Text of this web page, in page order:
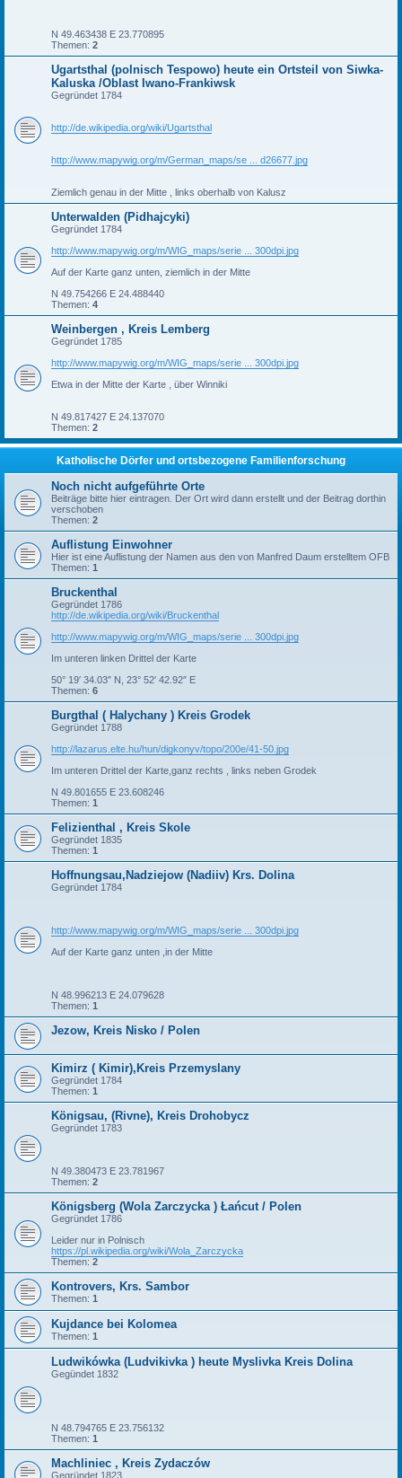
N 49.463438 E 23.770895
Themen: 2
Ugartsthal (polnisch Tespowo) heute ein Ortsteil von Siwka-
Kaluska /Oblast Iwano-Frankiwsk
Gegründet 1784
http://de.wikipedia.org/wiki/Ugartsthal
http://www.mapywig.org/m/German_maps/se ... d26677.jpg
Ziemlich genau in der Mitte , links oberhalb von Kalusz
Unterwalden (Pidhajcyki)
Gegründet 1784
http://www.mapywig.org/m/WIG_maps/serie ... 300dpi.jpg
Auf der Karte ganz unten, ziemlich in der Mitte
N 49.754266 E 24.488440
Themen: 4
Weinbergen , Kreis Lemberg
Gegründet 1785
http://www.mapywig.org/m/WIG_maps/serie ... 300dpi.jpg
Etwa in der Mitte der Karte , über Winniki
N 49.817427 E 24.137070
Themen: 2
Katholische Dörfer und ortsbezogene Familienforschung
Noch nicht aufgeführte Orte
Beiträge bitte hier eintragen. Der Ort wird dann erstellt und der Beitrag dorthin
verschoben
Themen: 2
Auflistung Einwohner
Hier ist eine Auflistung der Namen aus den von Manfred Daum erstelltem OFB
Themen: 1
Bruckenthal
Gegründet 1786
http://de.wikipedia.org/wiki/Bruckenthal
http://www.mapywig.org/m/WIG_maps/serie ... 300dpi.jpg
Im unteren linken Drittel der Karte
50° 19′ 34.03″ N, 23° 52′ 42.92″ E
Themen: 6
Burgthal ( Halychany ) Kreis Grodek
Gegründet 1788
http://lazarus.elte.hu/hun/digkonyv/topo/200e/41-50.jpg
Im unteren Drittel der Karte,ganz rechts , links neben Grodek
N 49.801655 E 23.608246
Themen: 1
Felizienthal , Kreis Skole
Gegründet 1835
Themen: 1
Hoffnungsau,Nadziejow (Nadiiv) Krs. Dolina
Gegründet 1784
http://www.mapywig.org/m/WIG_maps/serie ... 300dpi.jpg
Auf der Karte ganz unten ,in der Mitte
N 48.996213 E 24.079628
Themen: 1
Jezow, Kreis Nisko / Polen
Kimirz ( Kimir),Kreis Przemyslany
Gegründet 1784
Themen: 1
Königsau, (Rivne), Kreis Drohobycz
Gegründet 1783
N 49.380473 E 23.781967
Themen: 2
Königsberg (Wola Zarczycka ) Łańcut / Polen
Gegründet 1786
Leider nur in Polnisch
https://pl.wikipedia.org/wiki/Wola_Zarczycka
Themen: 2
Kontrovers, Krs. Sambor
Themen: 1
Kujdance bei Kolomea
Themen: 1
Ludwikówka (Ludvikivka ) heute Myslivka Kreis Dolina
Gegündet 1832
N 48.794765 E 23.756132
Themen: 1
Machliniec , Kreis Zydaczów
Gegründet 1823